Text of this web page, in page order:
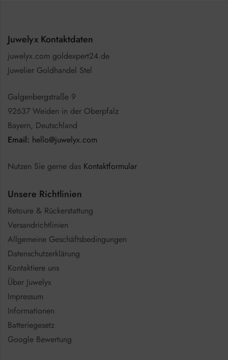
Juwelyx Kontaktdaten
juwelyx.com goldexpert24.de
Juwelier Goldhandel Stel
Galgenbergstraße 9
92637 Weiden in der Oberpfalz
Bayern, Deutschland
Email: hello@juwelyx.com
Nutzen Sie gerne das Kontaktformular
Unsere Richtlinien
Retoure & Rückerstattung
Versandrichtlinien
Allgemeine Geschäftsbedingungen
Datenschutzerklärung
Kontaktiere uns
Über Juwelyx
Impressum
Informationen
Batteriegesetz
Google Bewertung